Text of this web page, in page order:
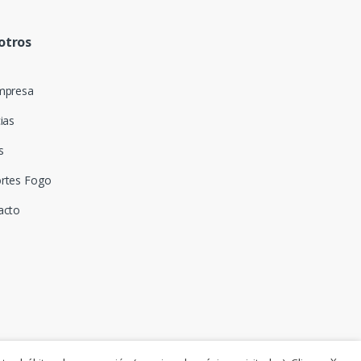
Fogo